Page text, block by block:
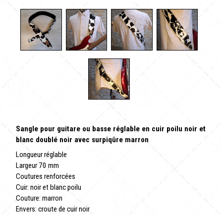
Sangle pour guitare ou basse réglable en cuir poilu noir et
blanc doublé noir avec surpiqûre marron
Longueur réglable
Largeur 70 mm
Coutures renforcées
Cuir: noir et blanc poilu
Couture: marron
Envers: croute de cuir noir